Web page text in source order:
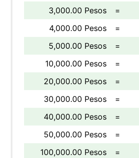
3,000.00 Pesos
=
4,000.00 Pesos
=
5,000.00 Pesos
=
10,000.00 Pesos
=
20,000.00 Pesos
=
30,000.00 Pesos
=
40,000.00 Pesos
=
50,000.00 Pesos
=
100,000.00 Pesos
=